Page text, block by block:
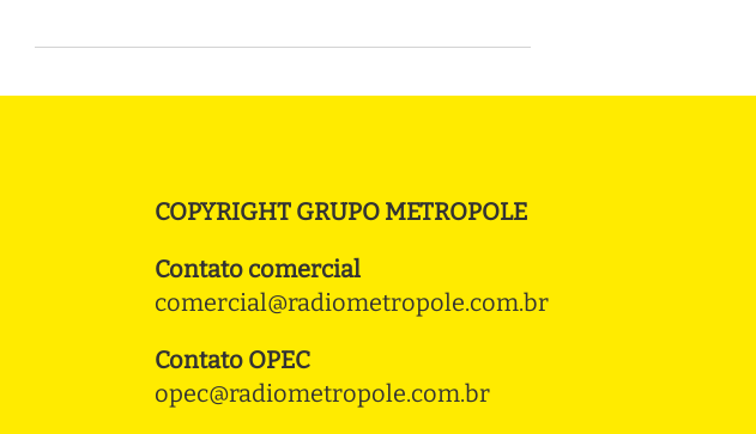
COPYRIGHT GRUPO METROPOLE
Contato comercial
comercial@radiometropole.com.br
Contato OPEC
opec@radiometropole.com.br